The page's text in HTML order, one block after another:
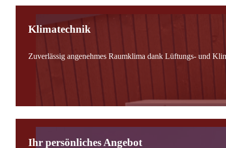
Klimatechnik
Zuverlässig angenehmes Raumklima dank Lüftungs- und
Ihr persönliches Angebot